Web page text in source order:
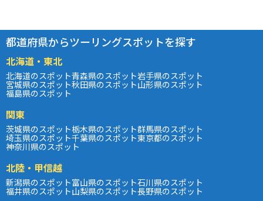
都道府県からツーリングスポットを探す
北海道・東北
北海道のスポット青森県のスポット岩手県のスポット
宮城県のスポット秋田県のスポット山形県のスポット
福島県のスポット
関東
茨城県のスポット栃木県のスポット群馬県のスポット
埼玉県のスポット千葉県のスポット東京都のスポット
神奈川県のスポット
北陸・甲信越
新潟県のスポット富山県のスポット石川県のスポット
福井県のスポット山梨県のスポット長野県のスポット